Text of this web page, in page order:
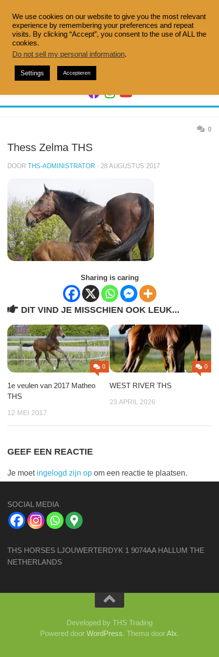
naar
inhoud
0
Thess Zelma THS
DOOR THS-ADMINISTRATOR · 28 AUGUSTUS 2017
Sharing is caring
DIT VIND JE MISSCHIEN OOK LEUK...
0
1e veulen van 2017 Matheo
THS
12 MEI 2017
0
WEST RIVER THS
23 APRIL 2026
GEEF EEN REACTIE
Je moet ingelogd zijn op om een reactie te plaatsen.
SOCIAL MEDIA
THS HORSES LJOUWERTERDYK 1 9074AA HALLUM THE
NETHERLANDS
Developed by THS Trading
Powered door WordPress. Thema doorAlx.
We use cookies on our website to give you the most relevant
experience by remembering your preferences and repeat
visits. By clicking “Accept”, you consent to the use of ALL the
cookies.
Do not sell my personal information.
Settings Accepteren